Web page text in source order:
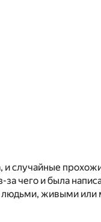
случайные
за чего и была
людьми, живыми